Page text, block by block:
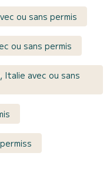
ou sans permis
ou sans permis
Italie avec ou sans